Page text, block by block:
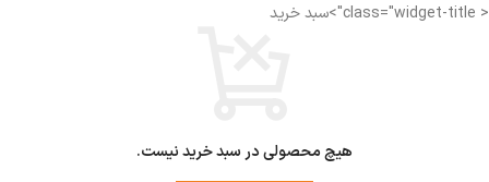
< class="widget-title">سبد خرید
هیچ محصولی در سبد خرید نیست.